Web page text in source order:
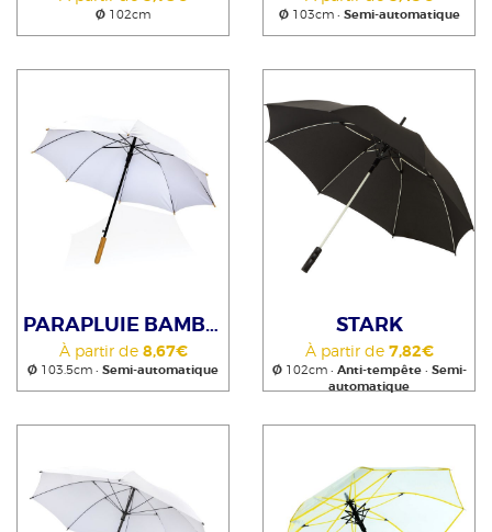
Ø 102cm Ø103cm • Semi-automatique
PARAPLUIE BAMBOU AUTO
À partir de 8,67€
Ø 103.5cm • Semi-automatique
STARK
À partir de 7,82€
Ø102cm • Anti-tempête• Semi-
automatique